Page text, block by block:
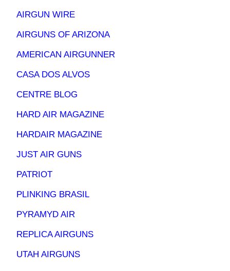
AIRGUN WIRE
AIRGUNS OF ARIZONA
AMERICAN AIRGUNNER
CASA DOS ALVOS
CENTRE BLOG
HARD AIR MAGAZINE
HARDAIR MAGAZINE
JUST AIR GUNS
PATRIOT
PLINKING BRASIL
PYRAMYD AIR
REPLICA AIRGUNS
UTAH AIRGUNS